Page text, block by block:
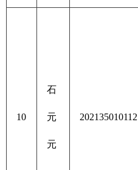
10
石
元
元
202135010112